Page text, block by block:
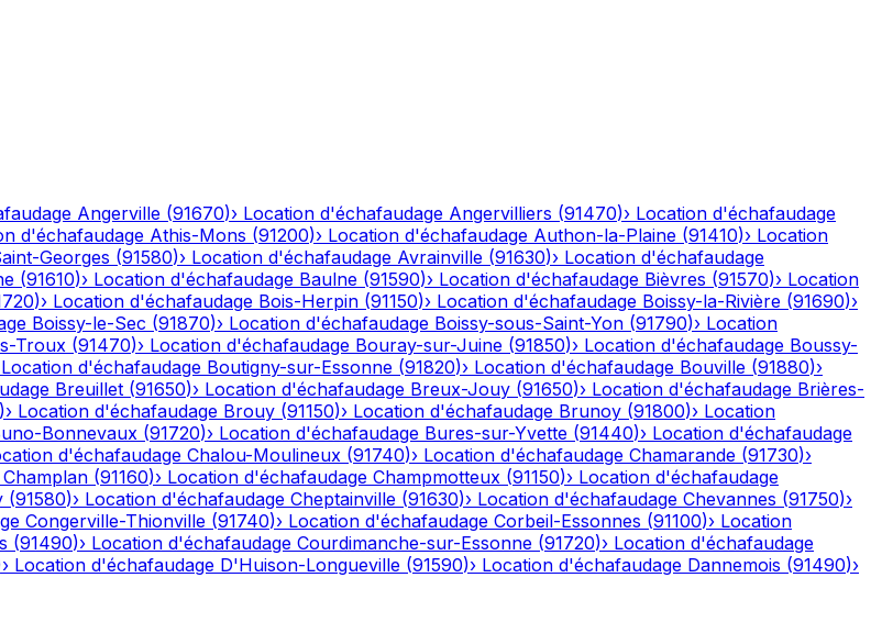
Angerville (91670)› Location d'échafaudage Angervilliers (91470)› Location d'échafaudage
d'échafaudage Athis-Mons (91200)› Location d'échafaudage Authon-la-Plaine (91410)› Location
Georges (91580)› Location d'échafaudage Avrainville (91630)› Location d'échafaudage
(91610)› Location d'échafaudage Baulne (91590)› Location d'échafaudage Bièvres (91570)› Location
)› Location d'échafaudage Bois-Herpin (91150)› Location d'échafaudage Boissy-la-Rivière (91690)›
Boissy-le-Sec (91870)› Location d'échafaudage Boissy-sous-Saint-Yon (91790)› Location
Troux (91470)› Location d'échafaudage Bouray-sur-Juine (91850)› Location d'échafaudage Boussy-
Location d'échafaudage Boutigny-sur-Essonne (91820)› Location d'échafaudage Bouville (91880)›
Breuillet (91650)› Location d'échafaudage Breux-Jouy (91650)› Location d'échafaudage Brières-
)› Location d'échafaudage Brouy (91150)› Location d'échafaudage Brunoy (91800)› Location
Bonnevaux (91720)› Location d'échafaudage Bures-sur-Yvette (91440)› Location d'échafaudage
d'échafaudage Chalou-Moulineux (91740)› Location d'échafaudage Chamarande (91730)›
Champlan (91160)› Location d'échafaudage Champmotteux (91150)› Location d'échafaudage
(91580)› Location d'échafaudage Cheptainville (91630)› Location d'échafaudage Chevannes (91750)›
Congerville-Thionville (91740)› Location d'échafaudage Corbeil-Essonnes (91100)› Location
(91490)› Location d'échafaudage Courdimanche-sur-Essonne (91720)› Location d'échafaudage
› Location d'échafaudage D'Huison-Longueville (91590)› Location d'échafaudage Dannemois (91490)›